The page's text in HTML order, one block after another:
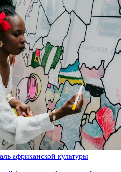
африканской культуры